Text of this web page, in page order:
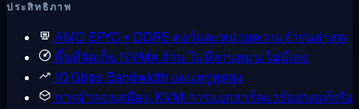
ประสิทธิภาพ
AMD EPYC + DDR5 คอร์และหน่วยความจำรุ่นล่าสุด
พื้นที่จัดเก็บ NVMe ล้วนไม่มีจานหมุน ไม่มีเลย
10 Gbps Bandwidth แผนทรูพุตสูง
การจำลองเสมือน KVM การแยกฮาร์ดแวร์อย่างแท้จริง